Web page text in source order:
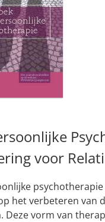
voor
psychotherapie
het verbeteren van
Deze vorm van